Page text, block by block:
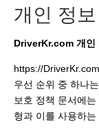
개인 정
DriverKr.com 개인
https://
우선 순위 중 하나
보호 정책 문서에
형과 이를 사용하